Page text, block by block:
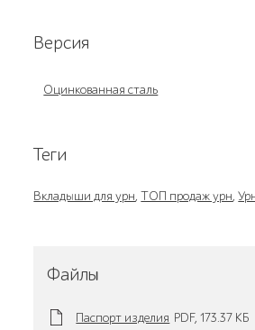
Версия
Оцинкованная сталь
Теги
Вкладыши для урн,ТОП продаж урн,
Файлы
Паспорт изделия PDF, 173.37 KБ